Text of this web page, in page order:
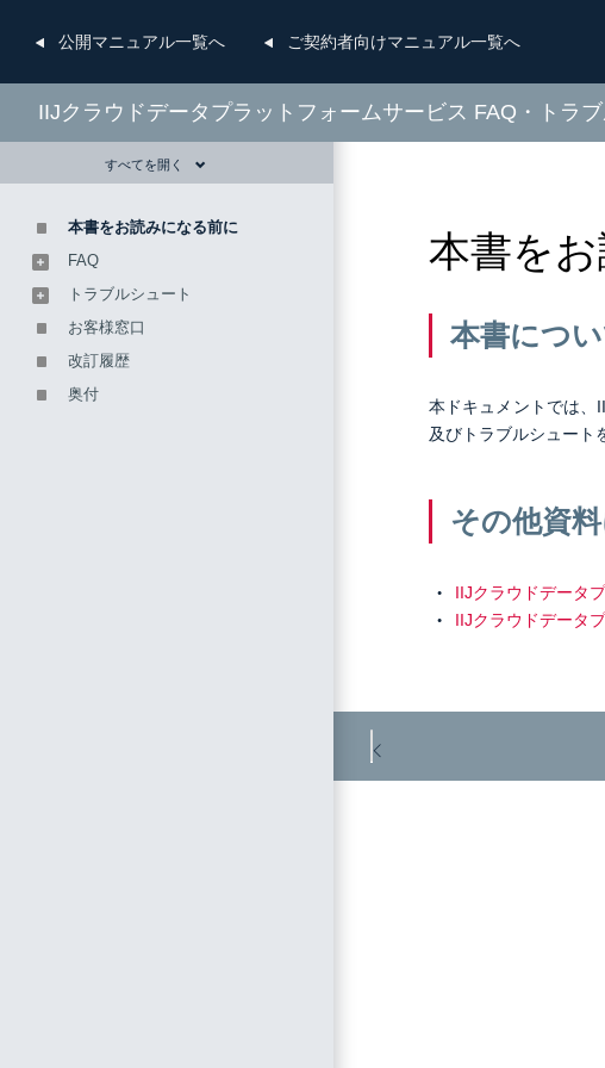
公開マニュアル一覧へ ご契約者向けマニュアル一覧へ
IIJクラウドデータプラットフォームサービス FAQ・トラ
本書を
本書につ
本ドキュメントでは、
及びトラブルシュート
その他資
IIJクラウドデータ
IIJクラウドデータ
すべてを開く
本書をお読みになる前に
FAQ
トラブルシュート
お客様窓口
改訂履歴
奥付